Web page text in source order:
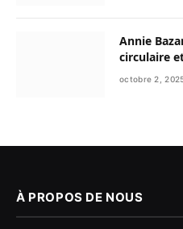
Annie
circulaire
octobre 2,
À PROPOS DE NOUS